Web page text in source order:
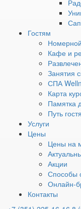
Гостям
Кафе и
Занятия
СПА
Карта
Памятка
Путь гостя
Услуги
Цены
Цены на
Акции
Способы
Онлайн-
Контакты
максимально
Основные
острые
форм;
микозы;
туберкулез
цирроз печени;
наружные
запущенный
онкология;
мокнущий
патологии
гипертиреоз;
кахексия и